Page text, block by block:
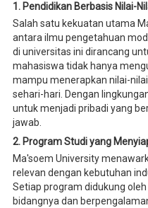
1. Pendidikan Berbasis Nilai-
Salah satu kekuatan utama
antara ilmu pengetahuan
di universitas ini dirancang
mahasiswa tidak hanya
mampu menerapkan nilai-
sehari-hari. Dengan
untuk menjadi pribadi yang
jawab.
2. Program Studi yang
Ma'soem University
relevan dengan kebutuhan
Setiap program didukung
bidangnya dan